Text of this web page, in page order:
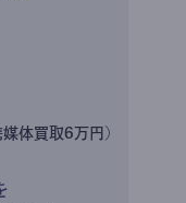
体買取6万円)